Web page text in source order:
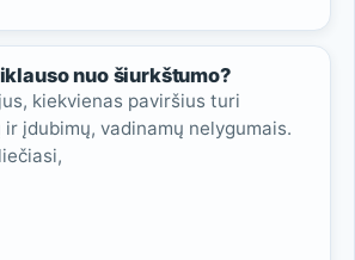
nuo šiurkštumo?
kiekvienas paviršius turi
įdubimų, vadinamų nelygumais.